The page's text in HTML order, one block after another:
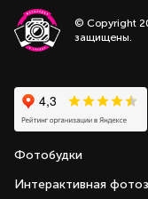
© Copyright
защищены.
Фотобудки
Интерактивная